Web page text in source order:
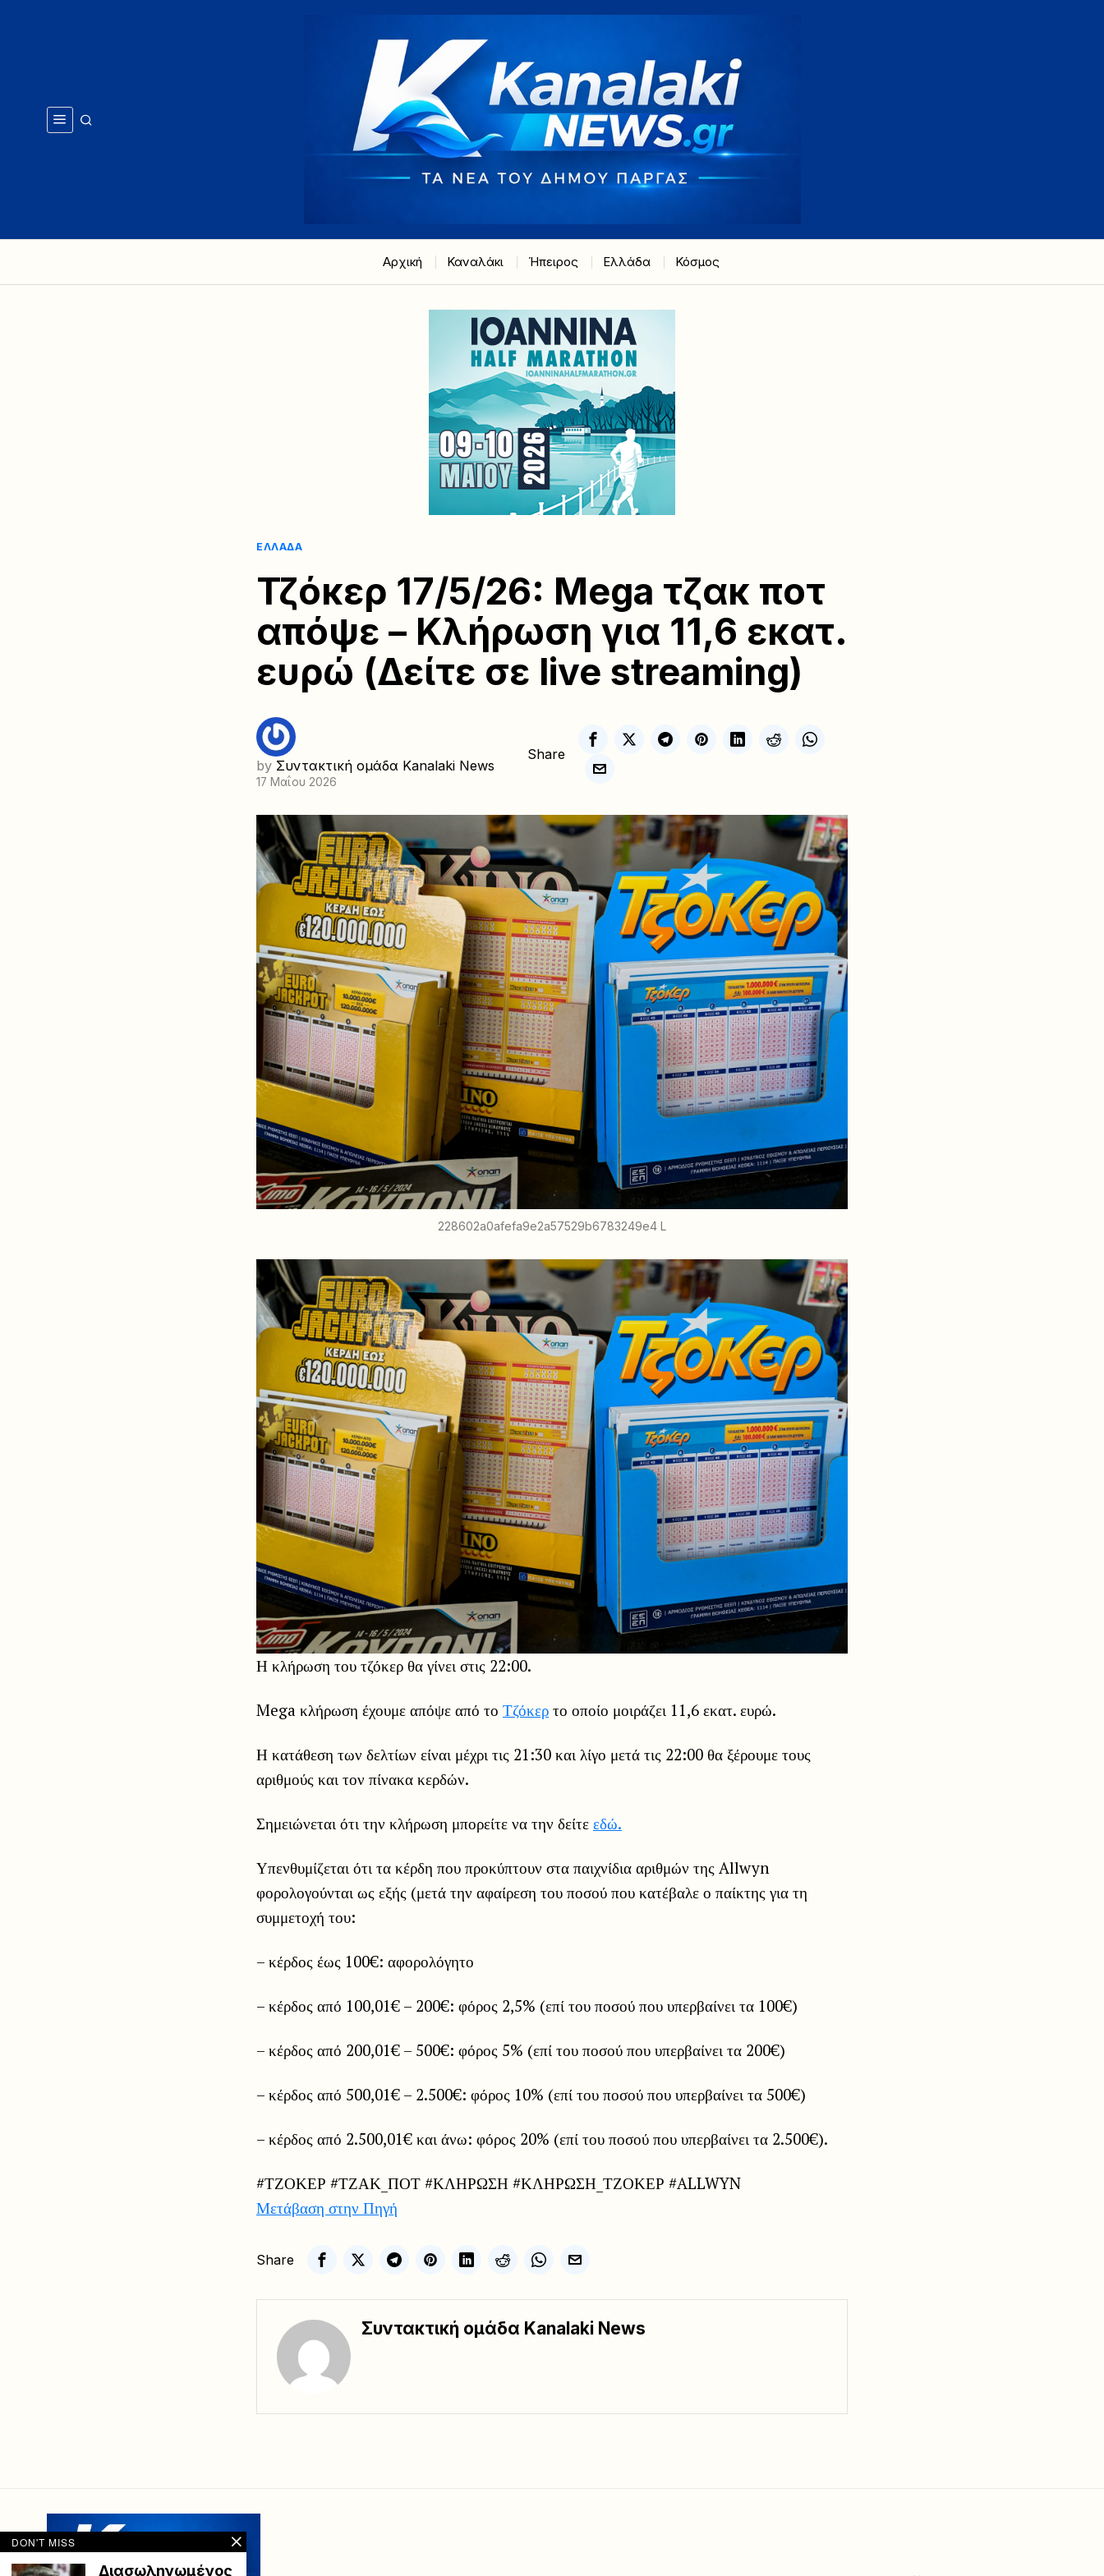
Αρχική Καναλάκι Ήπειρος Ελλάδα Κόσμος
ΕΛΛΆΔΑ
Τζόκερ 17/5/26: Mega τζακ ποτ
απόψε – Κλήρωση για 11,6 εκατ.
ευρώ (Δείτε σε live streaming)
by Συντακτική ομάδα Kanalaki News
17 Μαΐου 2026
Share
228602a0afefa9e2a57529b6783249e4 L
Η κλήρωση του τζόκερ θα γίνει στις 22:00.
Mega κλήρωση έχουμε απόψε από το Τζόκερ το οποίο μοιράζει 11,6 εκατ. ευρώ.
Η κατάθεση των δελτίων είναι μέχρι τις 21:30 και λίγο μετά τις 22:00 θα ξέρουμε τους
αριθμούς και τον πίνακα κερδών.
Σημειώνεται ότι την κλήρωση μπορείτε να την δείτε εδώ.
Υπενθυμίζεται ότι τα κέρδη που προκύπτουν στα παιχνίδια αριθμών της Allwyn
φορολογούνται ως εξής (μετά την αφαίρεση του ποσού που κατέβαλε ο παίκτης για τη
συμμετοχή του:
– κέρδος έως 100€: αφορολόγητο
– κέρδος από 100,01€ – 200€: φόρος 2,5% (επί του ποσού που υπερβαίνει τα 100€)
– κέρδος από 200,01€ – 500€: φόρος 5% (επί του ποσού που υπερβαίνει τα 200€)
– κέρδος από 500,01€ – 2.500€: φόρος 10% (επί του ποσού που υπερβαίνει τα 500€)
– κέρδος από 2.500,01€ και άνω: φόρος 20% (επί του ποσού που υπερβαίνει τα 2.500€).
#ΤΖΟΚΕΡ #ΤΖΑΚ_ΠΟΤ #ΚΛΗΡΩΣΗ #ΚΛΗΡΩΣΗ_ΤΖΟΚΕΡ #ALLWYN
Μετάβαση στην Πηγή
Share
Συντακτική ομάδα Kanalaki News
DON'T MISS
Διασωληνωμένος